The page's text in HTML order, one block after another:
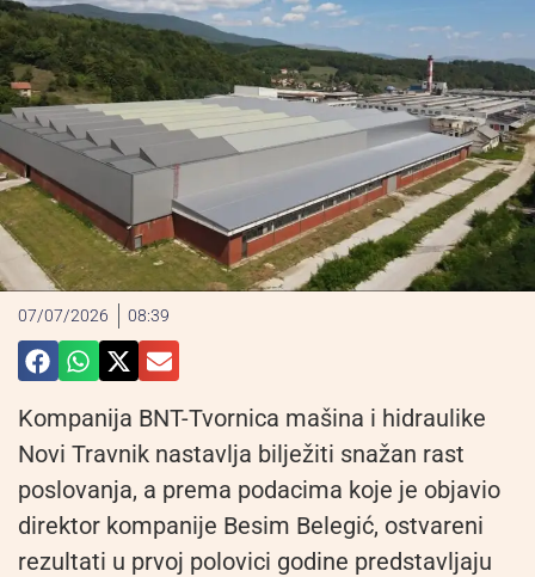
07/07/2026 08:39
Kompanija BNT-Tvornica mašina i hidraulike
Novi Travnik nastavlja bilježiti snažan rast
poslovanja, a prema podacima koje je objavio
direktor kompanije Besim Belegić, ostvareni
rezultati u prvoj polovici godine predstavljaju